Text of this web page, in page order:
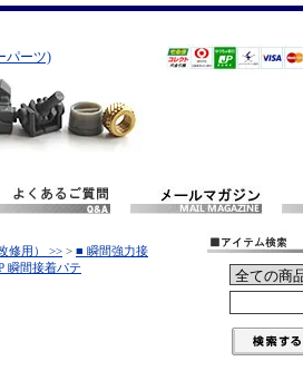
パーツ)
修用） >> > ■ 瞬間強力接
瞬間接着パテ